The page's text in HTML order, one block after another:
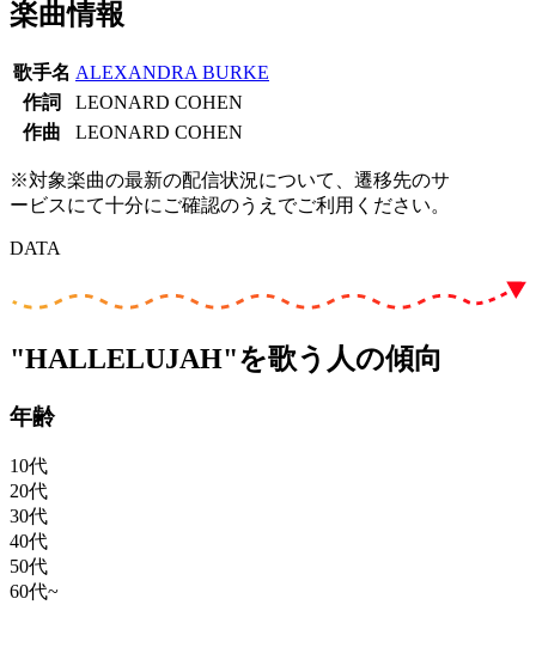
楽曲情報
歌手名 ALEXANDRA BURKE
作詞
LEONARD COHEN
作曲
LEONARD COHEN
※対象楽曲の最新の配信状況について、遷移先のサ
ービスにて十分にご確認のうえでご利用ください。
DATA
"HALLELUJAH"を歌う人の傾向
年齢
10代
20代
30代
40代
50代
60代~